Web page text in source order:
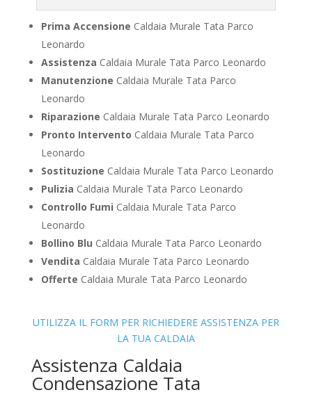
Prima Accensione Caldaia Murale Tata Parco
Leonardo
Assistenza Caldaia Murale Tata Parco Leonardo
Manutenzione Caldaia Murale Tata Parco
Leonardo
Riparazione Caldaia Murale Tata Parco Leonardo
Pronto Intervento Caldaia Murale Tata Parco
Leonardo
Sostituzione Caldaia Murale Tata Parco Leonardo
Pulizia Caldaia Murale Tata Parco Leonardo
Controllo Fumi Caldaia Murale Tata Parco
Leonardo
Bollino Blu Caldaia Murale Tata Parco Leonardo
Vendita Caldaia Murale Tata Parco Leonardo
Offerte Caldaia Murale Tata Parco Leonardo
UTILIZZA IL FORM PER RICHIEDERE ASSISTENZA PER
LA TUA CALDAIA
Assistenza Caldaia
Condensazione Tata